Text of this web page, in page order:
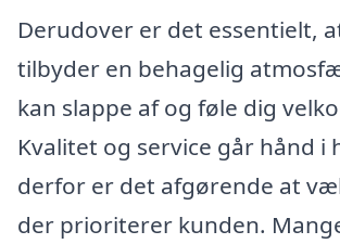
Derudover er det essentielt,
tilbyder en behagelig
kan slappe af og føle dig
Kvalitet og service går hånd i
derfor er det afgørende at
der prioriterer kunden.